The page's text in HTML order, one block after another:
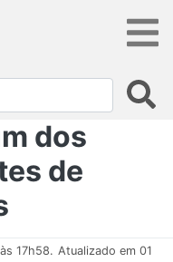
dos
de
17h58. Atualizado em 01